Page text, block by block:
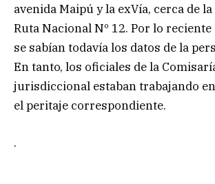
avenida Maipú y la exVía, cerca de
Ruta Nacional Nº 12. Por lo reciente
se sabían todavía los datos de la
En tanto, los oficiales de la
jurisdiccional estaban trabajando
el peritaje correspondiente.
.